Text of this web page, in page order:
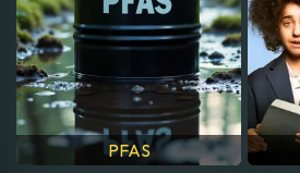
PFAS